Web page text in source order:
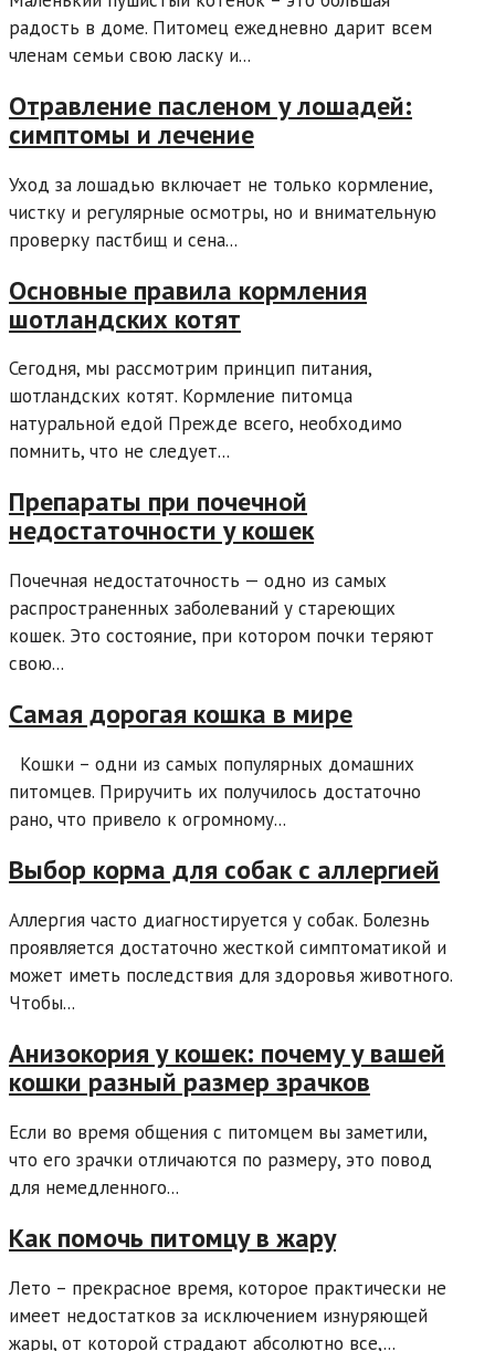
радость в доме. Питомец ежедневно дарит всем
членам семьи свою ласку и...
Отравление пасленом у лошадей:
симптомы и лечение
Уход за лошадью включает не только кормление,
чистку и регулярные осмотры, но и внимательную
проверку пастбищ и сена...
Основные правила кормления
шотландских котят
Сегодня, мы рассмотрим принцип питания,
шотландских котят. Кормление питомца
натуральной едой Прежде всего, необходимо
помнить, что не следует...
Препараты при почечной
недостаточности у кошек
Почечная недостаточность — одно из самых
распространенных заболеваний у стареющих
кошек. Это состояние, при котором почки теряют
свою...
Самая дорогая кошка в мире
Кошки – одни из самых популярных домашних
питомцев. Приручить их получилось достаточно
рано, что привело к огромному...
Выбор корма для собак с аллергией
Аллергия часто диагностируется у собак. Болезнь
проявляется достаточно жесткой симптоматикой и
может иметь последствия для здоровья животного.
Чтобы...
Анизокория у кошек: почему у вашей
кошки разный размер зрачков
Если во время общения с питомцем вы заметили,
что его зрачки отличаются по размеру, это повод
для немедленного...
Как помочь питомцу в жару
Лето – прекрасное время, которое практически не
имеет недостатков за исключением изнуряющей
жары, от которой страдают абсолютно все,...